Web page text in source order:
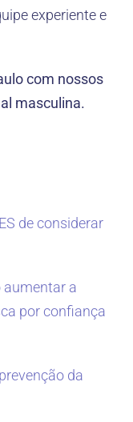
experiente e
com nossos
masculina.
de considerar
aumentar a
por confiança
da